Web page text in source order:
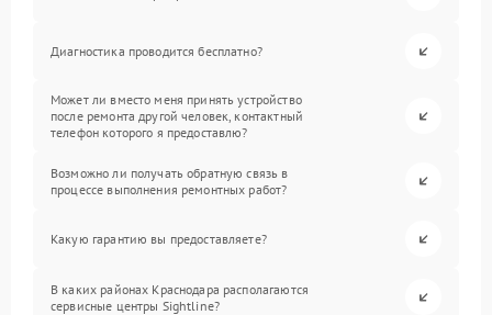
Диагностика проводится бесплатно?
Может ли вместо меня принять устройство
после ремонта другой человек, контактный
телефон которого я предоставлю?
Возможно ли получать обратную связь в
процессе выполнения ремонтных работ?
Какую гарантию вы предоставляете?
В каких районах Краснодара располагаются
сервисные центры Sightline?